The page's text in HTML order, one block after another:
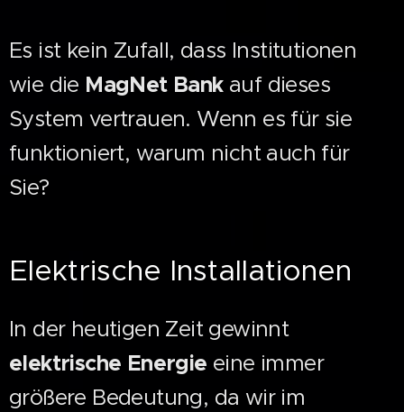
Es ist kein Zufall, dass Institutionen
wie die MagNet Bankauf dieses
System vertrauen. Wenn es für sie
funktioniert, warum nicht auch für
Sie?
Elektrische Installationen
In der heutigen Zeit gewinnt
elektrische Energie eine immer
größere Bedeutung, da wir im